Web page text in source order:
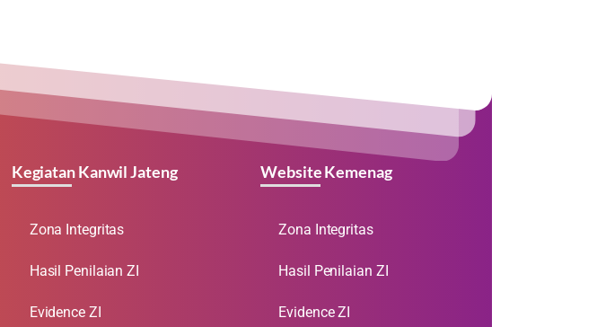
Kegiatan Kanwil Jateng
Zona Integritas
Hasil Penilaian ZI
Evidence ZI
Website Kemenag
Zona Integritas
Hasil Penilaian ZI
Evidence ZI